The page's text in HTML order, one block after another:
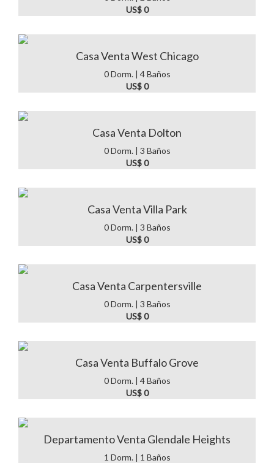
US$ 0
Casa Venta West Chicago
0 Dorm. | 4 Baños
US$ 0
Casa Venta Dolton
0 Dorm. | 3 Baños
US$ 0
Casa Venta Villa Park
0 Dorm. | 3 Baños
US$ 0
Casa Venta Carpentersville
0 Dorm. | 3 Baños
US$ 0
Casa Venta Buffalo Grove
0 Dorm. | 4 Baños
US$ 0
Departamento Venta Glendale Heights
1 Dorm. | 1 Baños